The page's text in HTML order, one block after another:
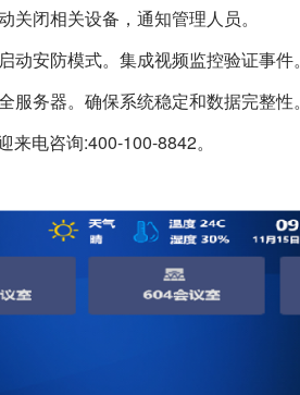
关闭相关设备，通知管理人员。
动安防模式。集成视频监控验证事件。
务器。确保系统稳定和数据完整性。
电咨询:400-100-8842。